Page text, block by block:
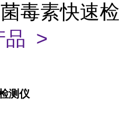
毒素快速检
品 >
测仪